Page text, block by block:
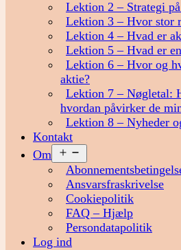
Lektion 2 – Strategi
Lektion 3 – Hvor stor
Lektion 4 – Hvad er
Lektion 5 – Hvad er
Lektion 6 – Hvor og
aktie?
Lektion 7 – Nøgletal:
hvordan påvirker de
Lektion 8 – Nyheder
Kontakt
Om
menu
Ansvarsfraskrivelse
Cookiepolitik
FAQ – Hjælp
Persondatapolitik
Log ind